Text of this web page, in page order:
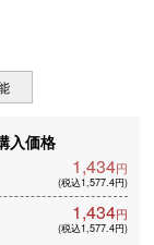
入価格
1,434円
(税込1,577.4円)
1,434円
(税込1,577.4円)